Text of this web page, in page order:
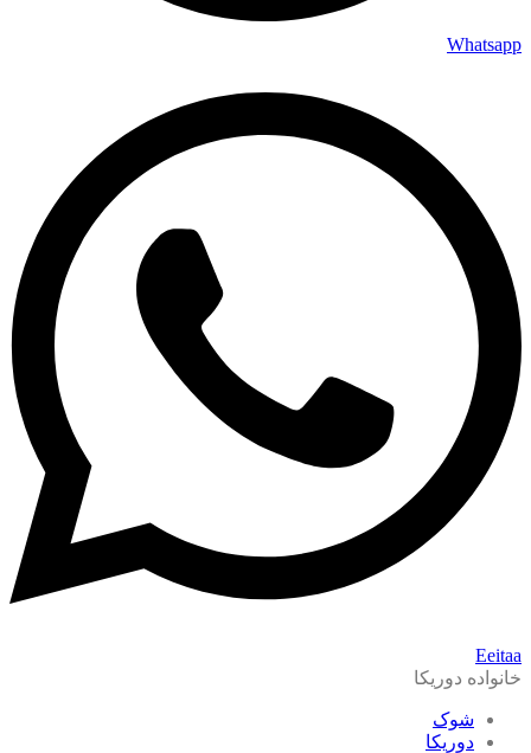
Whatsapp
Eeitaa
خانواده دوریکا
شوک
دوریکا